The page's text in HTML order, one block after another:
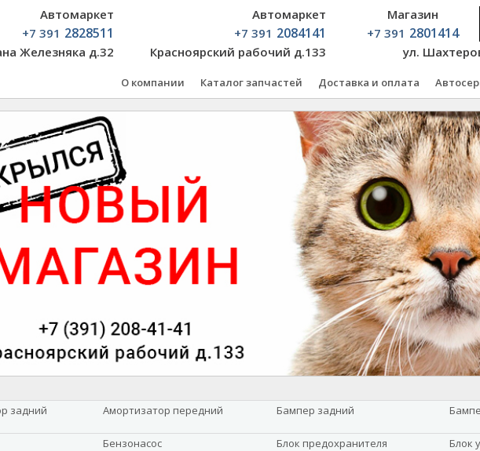
Автомаркет
+7 391 2828511
Железняка д.32
Автомаркет
+7 391 2084141
Красноярский рабочий д.133
Магазин
+7 391 2801414
ул.
О компании Каталог запчастей Доставка и оплата
задний Амортизатор передний Бампер задний
Бензонасос Блок предохранителя Блок